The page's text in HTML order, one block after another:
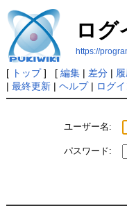
ログ
https://
[ トップ] [ 編集| 差分|
| 最終更新| ヘルプ| ログ
ユーザー名:
パスワード: